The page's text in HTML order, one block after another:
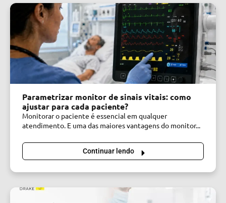
Parametrizar monitor de sinais vitais: como
ajustar para cada paciente?
Monitorar o paciente é essencial em qualquer
atendimento. E uma das maiores vantagens do monitor...
Continuar lendo